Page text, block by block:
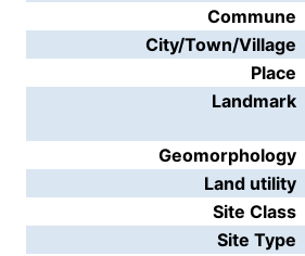
Commune
City/Town/Village
Place
Landmark
Geomorphology
Land utility
Site Class
Site Type